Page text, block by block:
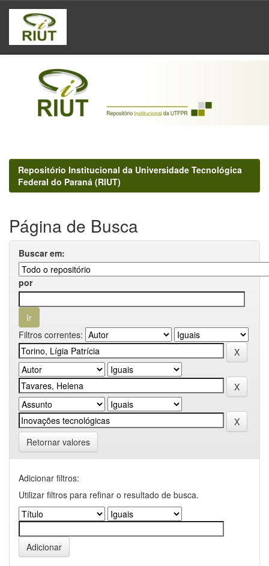
Skip
navigation
Repositório Institucional da Universidade Tecnológica
Federal do Paraná (RIUT)
Página de Busca
Buscar em:
por
Filtros correntes:
Retornar valores
Adicionar filtros:
Utilizar filtros para refinar o resultado de busca.